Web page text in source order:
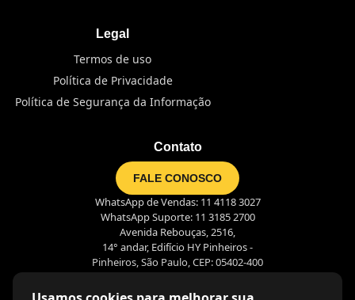
Legal
Termos de uso
Política de Privacidade
Política de Segurança da Informação
Contato
FALE CONOSCO
WhatsApp de Vendas: 11 4118 3027
WhatsApp Suporte: 11 3185 2700
Avenida Rebouças, 2516,
14° andar, Edifício HY Pinheiros -
Pinheiros, São Paulo, CEP: 05402-400